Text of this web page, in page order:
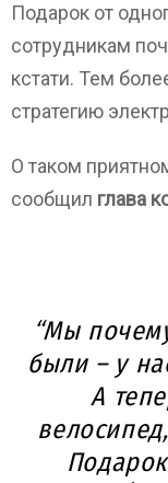
Подарок от
сотрудникам
кстати. Тем
стратегию
О таком
сообщил глава
“Мы
были – у
А